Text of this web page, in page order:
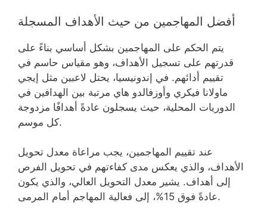
أفضل المهاجمين من حيث الأهداف المسجلة
يتم الحكم على المهاجمين بشكل أساسي بناءً على
قدرتهم على تسجيل الأهداف، وهو مقياس حاسم في
تقييم أدائهم. في إندونيسيا، يحتل لاعبين مثل إيجي
ماولانا فيكري وأوزفالدو هاي مرتبة بين الهدافين في
الدوريات المحلية، حيث يسجلون عادةً أهدافًا مزدوجة
كل موسم.
عند تقييم المهاجمين، يجب مراعاة معدل تحويل
الأهداف، والذي يعكس مدى كفاءتهم في تحويل الفرص
إلى أهداف. يشير معدل التحويل العالي، والذي يكون
عادةً فوق 15%، إلى فعالية المهاجم أمام المرمى.